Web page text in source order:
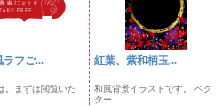
ラフご...
。まずは閲覧いた
紅葉、紫和柄玉...
和風背景イラストです。 ベク
ター...